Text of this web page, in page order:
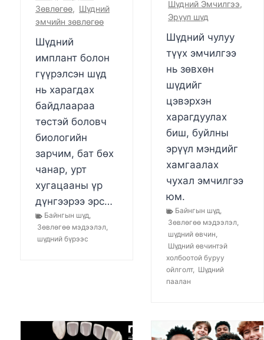
Зөвлөгөө, Шүдний
эмчийн зөвлөгөө
Шүдний
имплант болон
гүүрэлсэн шүд
нь харагдах
байдлаараа
төстэй боловч
биологийн
зарчим, бат бөх
чанар, урт
хугацааны үр
дүнгээрээ эрс…
Байнгын шүд,
Зөвлөгөө мэдээлэл,
шүдний бүрээс
Шүдний Эмчилгээ,
Эрүүл шүд
Шүдний чулуу
түүх эмчилгээ
нь зөвхөн
шүдийг
цэвэрхэн
харагдуулах
биш, буйлны
эрүүл мэндийг
хамгаалах
чухал эмчилгээ
юм.
Байнгын шүд,
Зөвлөгөө мэдээлэл,
шүдний өвчин,
Шүдний өвчинтэй
холбоотой буруу
ойлголт, Шүдний
паалан